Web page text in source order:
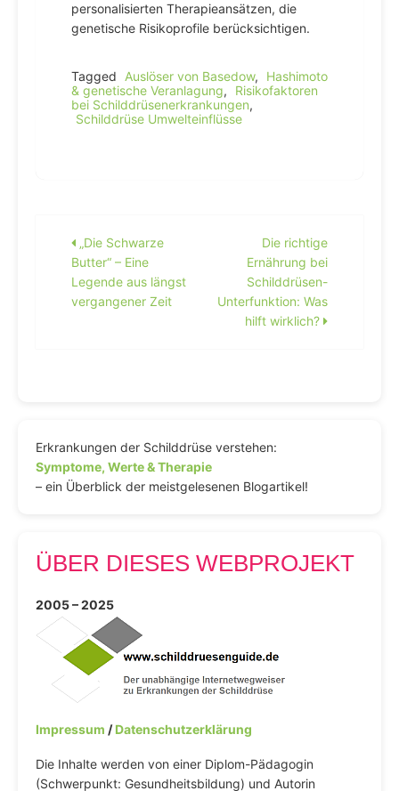
personalisierten Therapieansätzen, die
genetische Risikoprofile berücksichtigen.
Tagged Auslöser von Basedow,
Hashimoto
& genetische Veranlagung,
Risikofaktoren
bei Schilddrüsenerkrankungen,
Schilddrüse Umwelteinflüsse
Beitragsnavigation
„Die Schwarze
Butter“ – Eine
Legende aus längst
vergangener Zeit
Die richtige
Ernährung bei
Schilddrüsen-
Unterfunktion: Was
hilft wirklich?
Erkrankungen der Schilddrüse verstehen:
Symptome, Werte & Therapie
– ein Überblick der meistgelesenen Blogartikel!
ÜBER DIESES WEBPROJEKT
2005 – 2025
Impressum /Datenschutzerklärung
Die Inhalte werden von einer Diplom-Pädagogin
(Schwerpunkt: Gesundheitsbildung) und Autorin